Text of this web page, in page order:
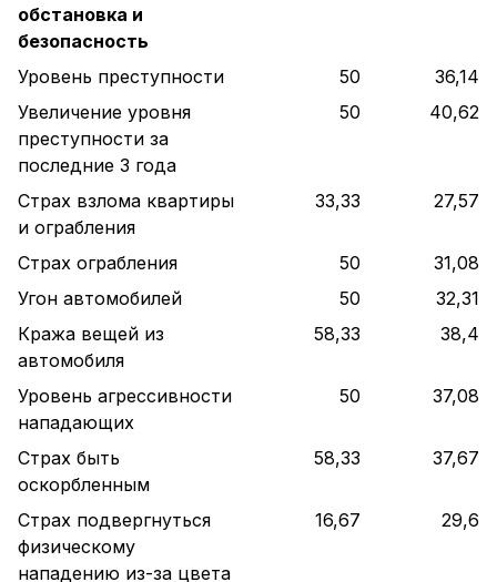
обстановка и
безопасность
Уровень преступности
50
36,14
Увеличение уровня
преступности за
последние 3 года
50 40,62
Страх взлома квартиры
и ограбления
33,33 27,57
Страх ограбления 50
31,08
Угон автомобилей
50
32,31
Кража вещей из
автомобиля
58,33 38,4
Уровень агрессивности
нападающих
50 37,08
Страх быть
оскорбленным
58,33 37,67
Страх подвергнуться
физическому
нападению из-за цвета
16,67 29,6